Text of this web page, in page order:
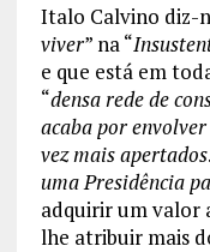
Italo Calvino diz-
viver” na “
e que está em
“densa rede de
acaba por
vez mais apertados
uma Presidência
adquirir um valor
lhe atribuir mais